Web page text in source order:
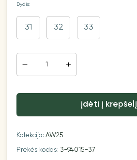
Dydis:
31 32 33
įdėti į krepšelį
Kolekcija:AW25
Prekės kodas:3-94015-37